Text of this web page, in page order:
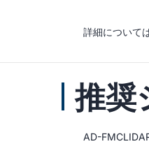
詳細については
推奨
AD-